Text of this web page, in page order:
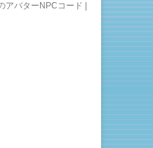
アバターNPCコード |